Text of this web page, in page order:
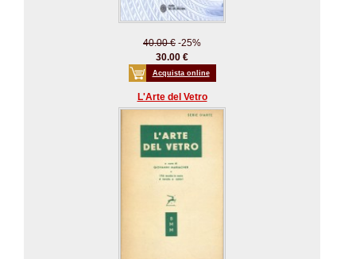
40.00 € -25%
30.00 €
Acquista online
L'Arte del Vetro